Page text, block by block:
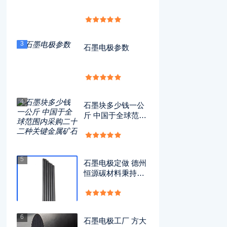
3 石墨电极参数
4
石墨块多少钱一公
斤 中国于全球范围
键金属矿石
5
石墨电极定做 德州
恒源碳材料秉持理
绿色低碳转型新征
6
石墨电极工厂 方大